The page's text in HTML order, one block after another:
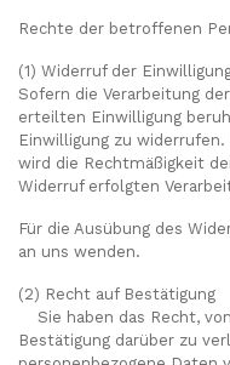
Rechte der betroffenen
(1) Widerruf der
Sofern die Verarbeitung
erteilten Einwilligung
Einwilligung zu
wird die Rechtmäßigkeit
Widerruf erfolgten
Für die Ausübung des
an uns wenden.
(2) Recht auf Bestätigung
Sie haben das Recht,
Bestätigung darüber zu